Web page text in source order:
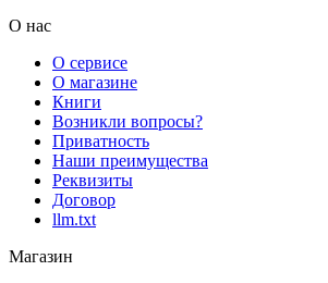
О нас
О сервисе
О магазине
Книги
Возникли вопросы?
Приватность
Наши преимущества
Реквизиты
Договор
llm.txt
Магазин